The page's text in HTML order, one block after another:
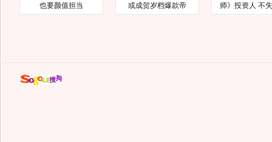
也要颜值担当
或成贺岁档爆款帝
师》投资人 不